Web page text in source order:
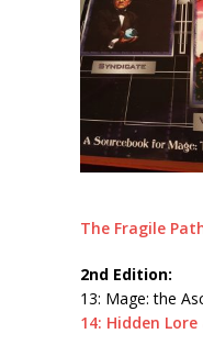
The Fragile
2nd Edition:
13: Mage: the
14: Hidden